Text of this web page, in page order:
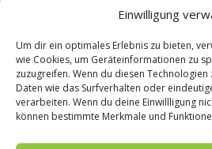
Einwilligung
Um dir ein optimales Erlebnis zu bieten,
wie Cookies, um Geräteinformationen zu
zuzugreifen. Wenn du diesen
Daten wie das Surfverhalten oder
verarbeiten. Wenn du deine Einwillligung
können bestimmte Merkmale und
Über die
Bier-Diversität in
September 2014